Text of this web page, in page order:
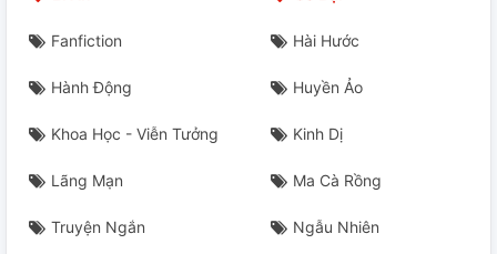
Fanfiction Hài Hước
Hành Động Huyền Ảo
Khoa Học - Viễn Tưởng Kinh Dị
Lãng Mạn Ma Cà Rồng
Truyện Ngắn Ngẫu Nhiên